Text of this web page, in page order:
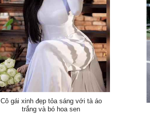
Cô gái xinh đẹp tỏa sáng với tà áo
trắng và bó hoa sen